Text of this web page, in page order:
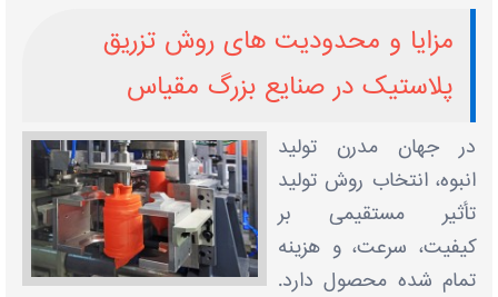
مزایا و محدودیت ‌های روش تزریق
پلاستیک در صنایع بزرگ‌ مقیاس
در جهان مدرن تولید
انبوه، انتخاب روش تولید
تأثیر مستقیمی بر
کیفیت، سرعت، و هزینه
تمام‌ شده محصول دارد.